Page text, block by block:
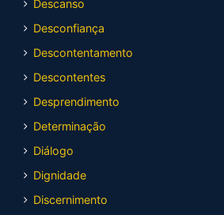
Descanso
Desconfiança
Descontentamento
Descontentes
Desprendimento
Determinação
Diálogo
Dignidade
Discernimento